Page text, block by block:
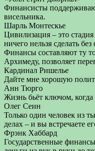
Финансисты
висельника.
Шарль Монтескье
Цивилизация – это
ничего нельзя сделать
Финансы составляют ту
Архимеду, позволяет
Кардинал Ришелье
Дайте мне хорошую
Анн Тюрго
Жизнь бьёт ключом,
Олег Сеин
Только один человек из
делах – и вы встречаете
Фрэнк Хаббард
Государственные